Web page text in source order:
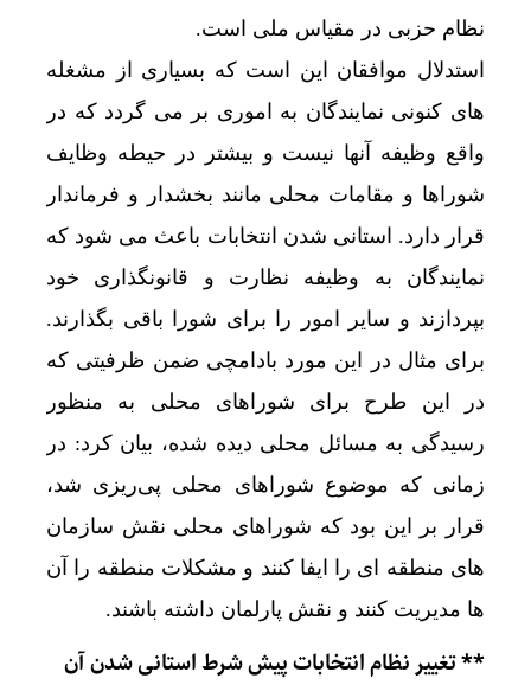
نظام حزبی در مقیاس ملی است.
استدلال موافقان این است که بسیاری از مشغله
های کنونی نمایندگان به اموری بر می گردد که در
واقع وظیفه آنها نیست و بیشتر در حیطه وظایف
شوراها و مقامات محلی مانند بخشدار و فرماندار
قرار دارد. استانی شدن انتخابات باعث می شود که
نمایندگان به وظیفه نظارت و قانونگذاری خود
بپردازند و سایر امور را برای شورا باقی بگذارند.
برای مثال در این مورد بادامچی ضمن ظرفیتی که
در این طرح برای شوراهای محلی به منظور
رسیدگی به مسائل محلی دیده شده، بیان کرد: در
زمانی که موضوع شوراهای محلی پی‌ریزی شد،
قرار بر این بود که شوراهای محلی نقش سازمان
های منطقه ای را ایفا کنند و مشکلات منطقه را آن
ها مدیریت کنند و نقش پارلمان داشته باشند.
** تغییر نظام انتخابات پیش شرط استانی شدن آن